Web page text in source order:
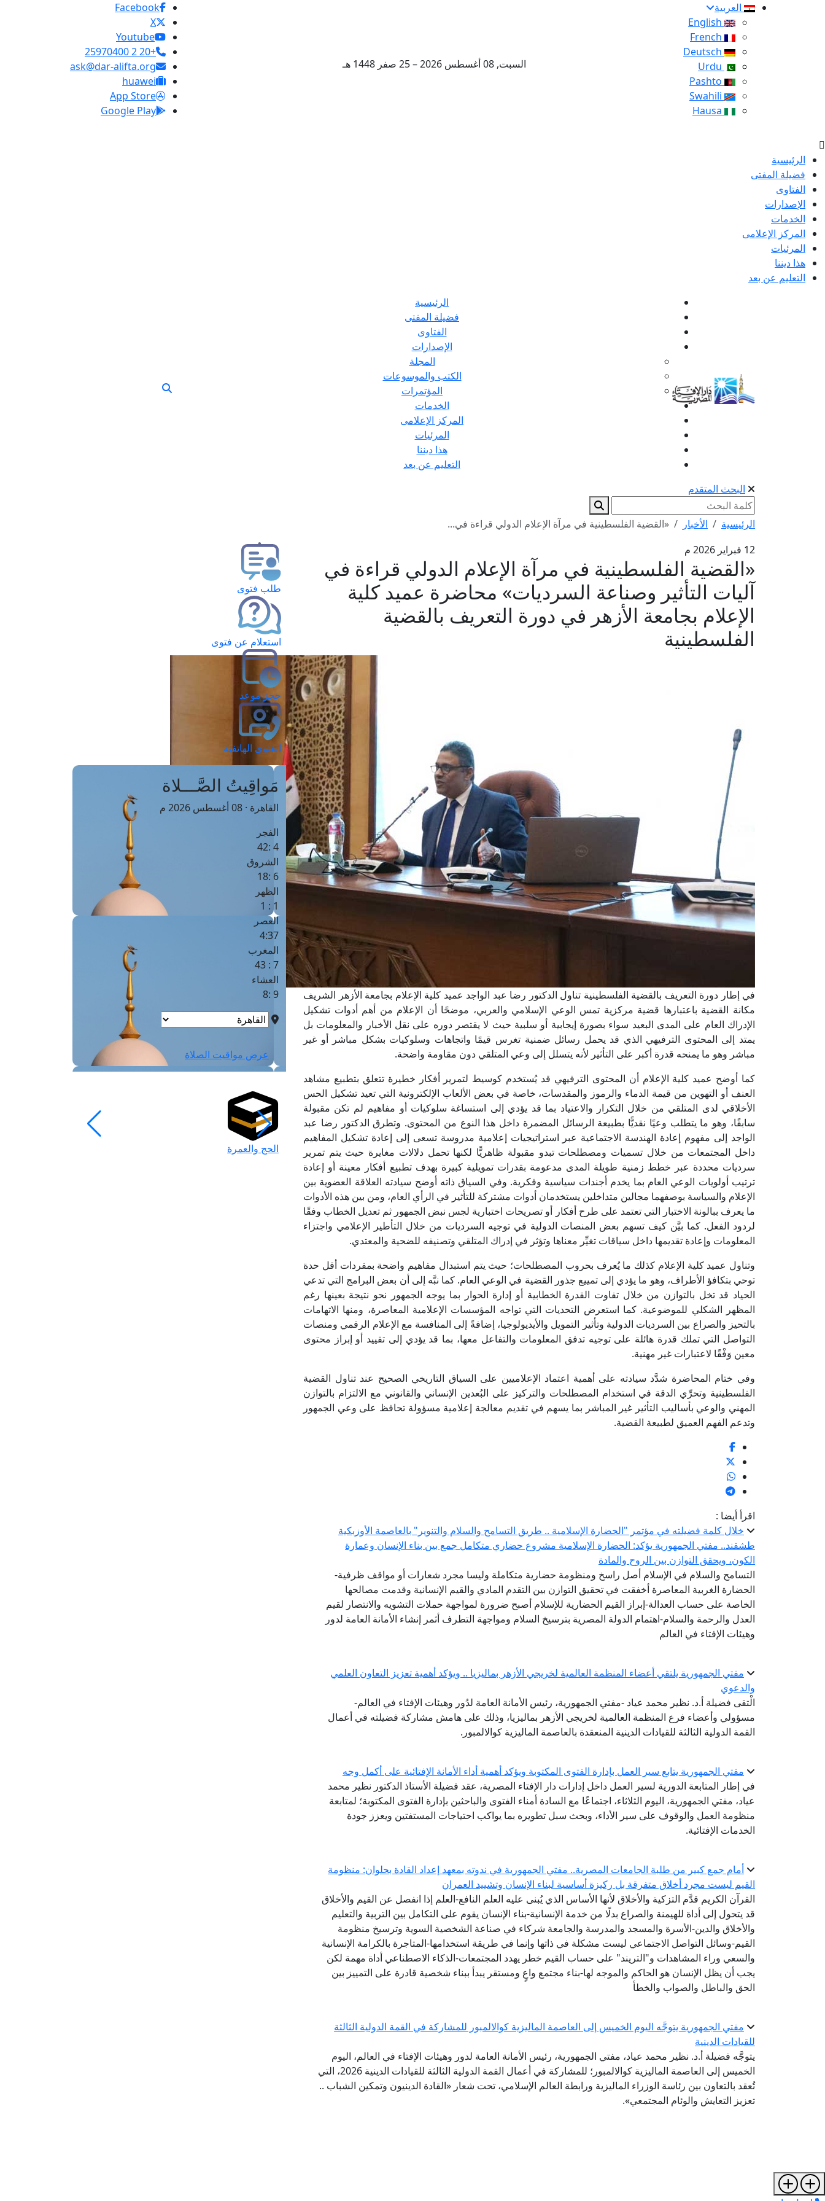
العربية
السبت, 08 أغسطس 2026 – 25 صفر 1448 هـ
Facebook
X
Youtube
+20 2 25970400
ask@dar-alifta.org
huawei
App Store
Google Play
الرئيسية
فضيلة المفتى
الفتاوى
الإصدارات
الخدمات
المركز الإعلامى
المرئيات
هذا ديننا
التعليم عن بعد
الرئيسية
فضيلة المفتى
الفتاوى
الإصدارات
المجلة
الكتب والموسوعات
المؤتمرات
الخدمات
المركز الإعلامى
المرئيات
هذا ديننا
التعليم عن بعد
البحث المتقدم
الرئيسية الأخبار
«القضية الفلسطينية في مرآة الإعلام الدولي قراءة في...
12 فبراير 2026 م
«القضية الفلسطينية في مرآة الإعلام الدولي قراءة في
آليات التأثير وصناعة السرديات» محاضرة عميد كلية
الإعلام بجامعة الأزهر في دورة التعريف بالقضية
الفلسطينية
في إطار دورة التعريف بالقضية الفلسطينية تناول الدكتور رضا عبد الواجد عميد كلية الإعلام بجامعة الأزهر الشريف
مكانة القضية باعتبارها قضية مركزية تمس الوعي الإسلامي والعربي، موضحًا أن الإعلام من أهم أدوات تشكيل
الإدراك العام على المدى البعيد سواء بصورة إيجابية أو سلبية حيث لا يقتصر دوره على نقل الأخبار والمعلومات بل
يمتد إلى المحتوى الترفيهي الذي قد يحمل رسائل ضمنية تغرس قيمًا واتجاهات وسلوكيات بشكل مباشر أو غير
مباشر وهو ما يمنحه قدرة أكبر على التأثير لأنه يتسلل إلى وعي المتلقي دون مقاومة واضحة.
كما أوضح عميد كلية الإعلام أن المحتوى الترفيهي قد يُستخدم كوسيط لتمرير أفكار خطيرة تتعلق بتطبيع مشاهد
العنف أو التهوين من قيمة الدماء والرموز والمقدسات، خاصة في بعض الألعاب الإلكترونية التي تعيد تشكيل الحس
الأخلاقي لدى المتلقي من خلال التكرار والاعتياد بما قد يؤدي إلى استساغة سلوكيات أو مفاهيم لم تكن مقبولة
سابقًا، وهو ما يتطلب وعيًا نقديًّا بطبيعة الرسائل المضمرة داخل هذا النوع من المحتوى. وتطرق الدكتور رضا عبد
الواجد إلى مفهوم إعادة الهندسة الاجتماعية عبر استراتيجيات إعلامية مدروسة تسعى إلى إعادة تشكيل المفاهيم
داخل المجتمعات من خلال تسميات ومصطلحات تبدو مقبولة ظاهريًّا لكنها تحمل دلالات مغايرة حيث يتم تمرير
سرديات محددة عبر خطط زمنية طويلة المدى مدعومة بقدرات تمويلية كبيرة بهدف تطبيع أفكار معينة أو إعادة
ترتيب أولويات الوعي العام بما يخدم أجندات سياسية وفكرية. وفي السياق ذاته أوضح سيادته العلاقة العضوية بين
الإعلام والسياسة بوصفهما مجالين متداخلين يستخدمان أدوات مشتركة للتأثير في الرأي العام، ومن بين هذه الأدوات
ما يعرف ببالونة الاختبار التي تعتمد على طرح أفكار أو تصريحات اختبارية لجس نبض الجمهور ثم تعديل الخطاب وفقًا
لردود الفعل. كما بيَّن كيف تسهم بعض المنصات الدولية في توجيه السرديات من خلال التأطير الإعلامي واجتزاء
المعلومات وإعادة تقديمها داخل سياقات تغيِّر معناها وتؤثر في إدراك المتلقي وتصنيفه للضحية والمعتدي.
وتناول عميد كلية الإعلام كذلك ما يُعرف بحروب المصطلحات؛ حيث يتم استبدال مفاهيم واضحة بمفردات أقل حدة
توحي بتكافؤ الأطراف، وهو ما يؤدي إلى تمييع جذور القضية في الوعي العام. كما نبَّه إلى أن بعض البرامج التي تدعي
الحياد قد تخل بالتوازن من خلال تفاوت القدرة الخطابية أو إدارة الحوار بما يوجه الجمهور نحو نتيجة بعينها رغم
المظهر الشكلي للموضوعية. كما استعرض التحديات التي تواجه المؤسسات الإعلامية المعاصرة، ومنها الاتهامات
بالتحيز والصراع بين السرديات الدولية وتأثير التمويل والأيديولوجيا، إضافةً إلى المنافسة مع الإعلام الرقمي ومنصات
التواصل التي تملك قدرة هائلة على توجيه تدفق المعلومات والتفاعل معها، بما قد يؤدي إلى تقييد أو إبراز محتوى
معين وَفْقًا لاعتبارات غير مهنية.
وفي ختام المحاضرة شدَّد سيادته على أهمية اعتماد الإعلاميين على السياق التاريخي الصحيح عند تناول القضية
الفلسطينية وتحرِّي الدقة في استخدام المصطلحات والتركيز على البُعدين الإنساني والقانوني مع الالتزام بالتوازن
المهني والوعي بأساليب التأثير غير المباشر بما يسهم في تقديم معالجة إعلامية مسؤولة تحافظ على وعي الجمهور
وتدعم الفهم العميق لطبيعة القضية.
اقرأ أيضا :
خلال كلمة فضيلته في مؤتمر "الحضارة الإسلامية .. طريق التسامح والسلام والتنوير" بالعاصمة الأوزبكية
طشقند.. مفتي الجمهورية يؤكد: الحضارة الإسلامية مشروع حضاري متكامل جمع بين بناء الإنسان وعمارة
الكون، ويحقق التوازن بين الروح والمادة
التسامح والسلام في الإسلام أصل راسخ ومنظومة حضارية متكاملة وليسا مجرد شعارات أو مواقف ظرفية-
الحضارة الغربية المعاصرة أخفقت في تحقيق التوازن بين التقدم المادي والقيم الإنسانية وقدمت مصالحها
الخاصة على حساب العدالة-إبراز القيم الحضارية للإسلام أصبح ضرورة لمواجهة حملات التشويه والانتصار لقيم
العدل والرحمة والسلام-اهتمام الدولة المصرية بترسيخ السلام ومواجهة التطرف أثمر إنشاء الأمانة العامة لدور
وهيئات الإفتاء في العالم
مفتي الجمهورية يلتقي أعضاء المنظمة العالمية لخريجي الأزهر بماليزيا .. ويؤكد أهمية تعزيز التعاون العلمي
والدعوي
الْتقى فضيلة أ.د. نظير محمد عياد -مفتي الجمهورية، رئيس الأمانة العامة لدُور وهيئات الإفتاء في العالم-
مسؤولي وأعضاء فرع المنظمة العالمية لخريجي الأزهر بماليزيا، وذلك على هامش مشاركة فضيلته في أعمال
القمة الدولية الثالثة للقيادات الدينية المنعقدة بالعاصمة الماليزية كوالالمبور.
مفتي الجمهورية يتابع سير العمل بإدارة الفتوى المكتوبة ويؤكد أهمية أداء الأمانة الإفتائية على أكمل وجه
في إطار المتابعة الدورية لسير العمل داخل إدارات دار الإفتاء المصرية، عقد فضيلة الأستاذ الدكتور نظير محمد
عياد، مفتي الجمهورية، اليوم الثلاثاء، اجتماعًا مع السادة أمناء الفتوى والباحثين بإدارة الفتوى المكتوبة؛ لمتابعة
منظومة العمل والوقوف على سير الأداء، وبحث سبل تطويره بما يواكب احتياجات المستفتين ويعزز جودة
الخدمات الإفتائية.
أمام جمع كبير من طلبة الجامعات المصرية.. مفتي الجمهورية في ندوته بمعهد إعداد القادة بحلوان: منظومة
القيم ليست مجرد أخلاق متفرقة بل ركيزة أساسية لبناء الإنسان وتشييد العمران
القرآن الكريم قدَّم التزكية والأخلاق لأنها الأساس الذي يُبنى عليه العلم النافع-العلم إذا انفصل عن القيم والأخلاق
قد يتحول إلى أداة للهيمنة والصراع بدلًا من خدمة الإنسانية-بناء الإنسان يقوم على التكامل بين التربية والتعليم
والأخلاق والدين-الأسرة والمسجد والمدرسة والجامعة شركاء في صناعة الشخصية السوية وترسيخ منظومة
القيم-وسائل التواصل الاجتماعي ليست مشكلة في ذاتها وإنما في طريقة استخدامها-المتاجرة بالكرامة الإنسانية
والسعي وراء المشاهدات و"التريند" على حساب القيم خطر يهدد المجتمعات-الذكاء الاصطناعي أداة مهمة لكن
يجب أن يظل الإنسان هو الحاكم والموجه لها-بناء مجتمع واعٍ ومستقر يبدأ ببناء شخصية قادرة على التمييز بين
الحق والباطل والصواب والخطأ
مفتي الجمهورية يتوجَّه اليوم الخميس إلى العاصمة الماليزية كوالالمبور للمشاركة في القمة الدولية الثالثة
للقيادات الدينية
يتوجَّه فضيلة أ.د. نظير محمد عياد، مفتي الجمهورية، رئيس الأمانة العامة لدور وهيئات الإفتاء في العالم، اليوم
الخميس إلى العاصمة الماليزية كوالالمبور؛ للمشاركة في أعمال القمة الدولية الثالثة للقيادات الدينية 2026، التي
تُعقد بالتعاون بين رئاسة الوزراء الماليزية ورابطة العالم الإسلامي، تحت شعار «القادة الدينيون وتمكين الشباب ..
تعزيز التعايش والوئام المجتمعي».
طلب فتوى
استعلام عن فتوى
حجز موعد
الفتوى الهاتفية
مَواقِيتُ الصَّـــلاة
القاهرة · 08 أغسطس 2026 م
الفجر
4 :42
الشروق
6 :18
الظهر
1 : 1
العصر
4:37
المغرب
7 : 43
العشاء
9 :8
عرض مواقيت الصلاة
الحج والعمرة